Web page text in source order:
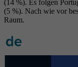
(14 %). Es folgen
(5 %). Nach wie vor
Raum.